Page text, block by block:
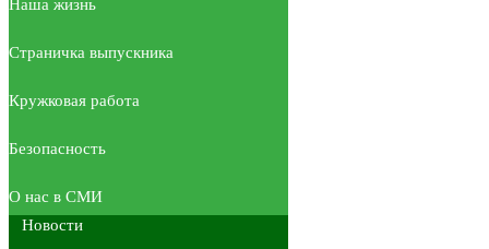
Наша жизнь
Страничка выпускника
Кружковая работа
Безопасность
О нас в СМИ
Новости